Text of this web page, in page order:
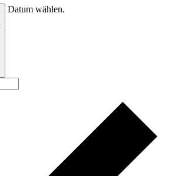
Datum wählen.